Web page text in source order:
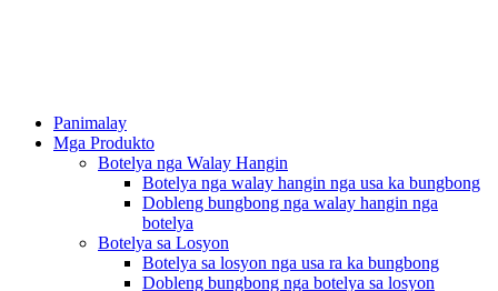
Panimalay
Mga Produkto
Botelya nga Walay Hangin
Botelya nga walay hangin nga usa ka bungbong
Dobleng bungbong nga walay hangin nga
botelya
Botelya sa Losyon
Botelya sa losyon nga usa ra ka bungbong
Dobleng bungbong nga botelya sa losyon